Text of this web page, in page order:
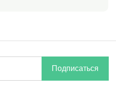
Подписаться